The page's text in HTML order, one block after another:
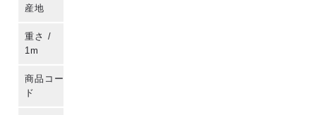
産地
重さ /
1m
商品コー
ド